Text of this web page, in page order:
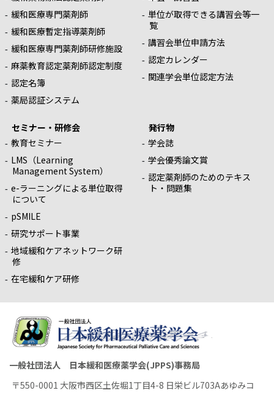
緩和医療専門薬剤師
緩和医療暫定指導薬剤師
緩和医療専門薬剤師研修施設
麻薬教育認定薬剤師認定制度
認定名簿
薬局認証システム
単位が取得できる講習会等一
覧
講習会単位申請方法
認定カレンダー
関連学会単位認定方法
セミナー・研修会
教育セミナー
LMS（Learning
Management System）
e-ラーニングによる単位取得
について
pSMILE
研究サポート事業
地域緩和ケアネットワーク研
修
在宅緩和ケア研修
発行物
学会誌
学会優秀論文賞
認定薬剤師のためのテキス
ト・問題集
一般社団法人 日本緩和医療薬学会(JPPS)事務局
〒550-0001 大阪市西区土佐堀1丁目4-8 日栄ビル703Aあゆみコ